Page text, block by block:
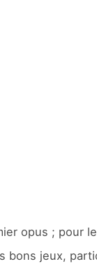
opus ; pour
bons jeux,